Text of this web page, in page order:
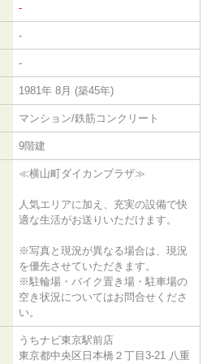
-
-
-
1981年 8月 (築45年)
マンション/鉄筋コンクリート
9階建
≪横山町ダイカンプラザ≫
人気エリアに加え、充実の設備で快
適な生活がお送りいただけます。
※写真と現況が異なる場合は、現況
を優先させていただきます。
※駐輪場・バイク置き場・駐車場の
空き状況についてはお問合せくださ
い。
うちナビ東京駅前店
東京都中央区日本橋２丁目3-21 八重